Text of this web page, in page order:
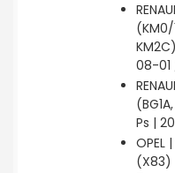
(KM0/
08-
Ps |
OPEL
(X83)